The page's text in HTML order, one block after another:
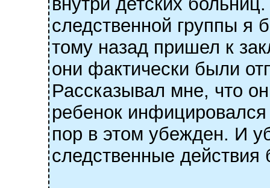
следственной группы я
тому назад пришел к
они фактически были
Рассказывал мне, что
ребенок инфицировался
пор в этом убежден. И
следственные